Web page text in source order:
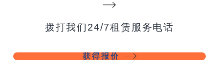
拨打我们24/7租赁服务电话
获得报价